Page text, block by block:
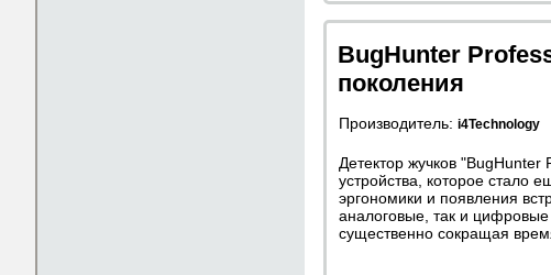
BugHunter
поколения
Производитель: i4Technology
Детектор жучков "BugHunter
устройства, которое стало
эргономики и появления
аналоговые, так и цифровые
существенно сокращая